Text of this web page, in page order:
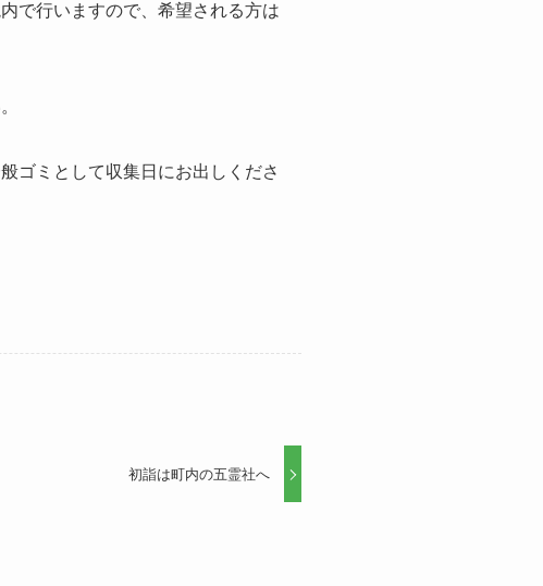
で行いますので、希望される方は
ゴミとして収集日にお出しくださ
初詣は町内の五霊社へ